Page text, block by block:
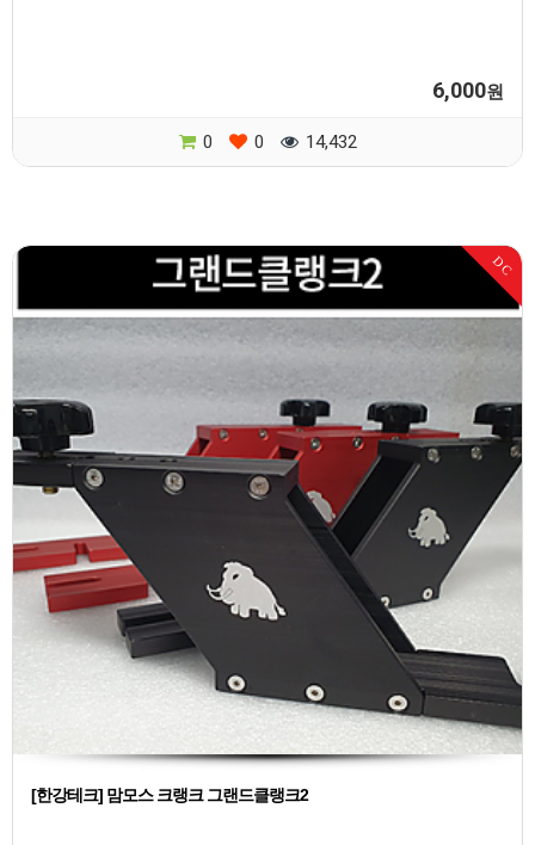
6,000원
0 0 14,432
DC
[한강테크] 맘모스 크랭크 그랜드클랭크2